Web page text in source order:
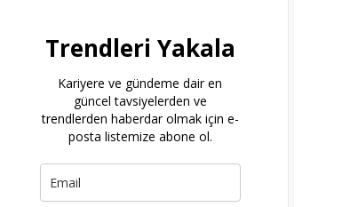
Trendleri Yakala
Kariyere ve gündeme dair en
güncel tavsiyelerden ve
trendlerden haberdar olmak için e-
posta listemize abone ol.